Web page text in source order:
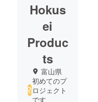
Hokus
ei
Produc
ts
富山県
初めてのプ
ロジェクト
です